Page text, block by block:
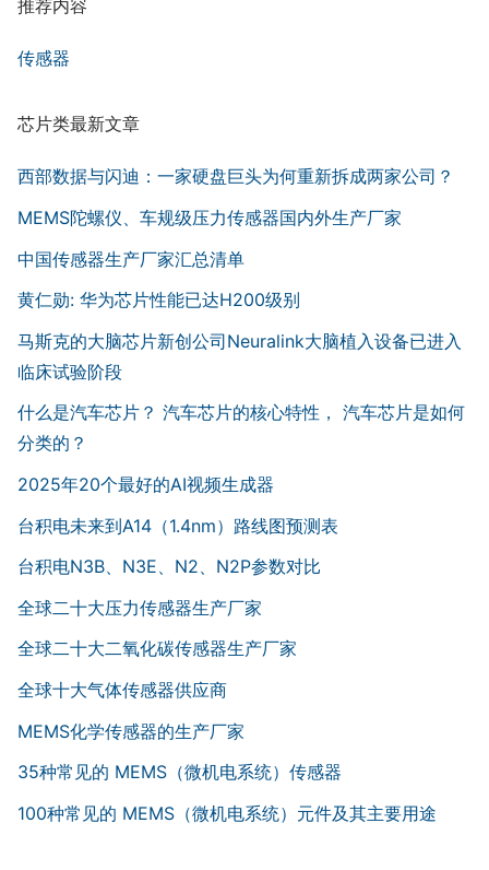
推荐内容
传感器
芯片类最新文章
西部数据与闪迪：一家硬盘巨头为何重新拆成两家公司？
MEMS陀螺仪、车规级压力传感器国内外生产厂家
中国传感器生产厂家汇总清单
黄仁勋: 华为芯片性能已达H200级别
马斯克的大脑芯片新创公司Neuralink大脑植入设备已进入
临床试验阶段
什么是汽车芯片？ 汽车芯片的核心特性， 汽车芯片是如何
分类的？
2025年20个最好的AI视频生成器
台积电未来到A14（1.4nm）路线图预测表
台积电N3B、N3E、N2、N2P参数对比
全球二十大压力传感器生产厂家
全球二十大二氧化碳传感器生产厂家
全球十大气体传感器供应商
MEMS化学传感器的生产厂家
35种常见的 MEMS（微机电系统）传感器
100种常见的 MEMS（微机电系统）元件及其主要用途